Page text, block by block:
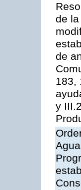
de
de
183,
y